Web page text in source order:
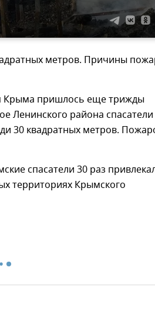
метров. Причины
Крыма пришлось еще трижды
Ленинского района спасатели
30 квадратных метров.
спасатели 30 раз
территориях Крымского